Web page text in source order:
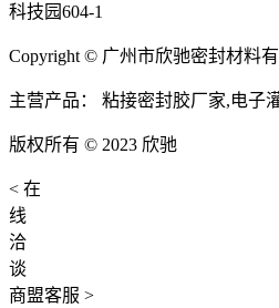
科技园604-1
Copyright © 广州市欣驰密封材料
主营产品： 粘接密封胶厂家,电子
版权所有 © 2023 欣驰
< 在
线
洽
谈
商盟客服 >